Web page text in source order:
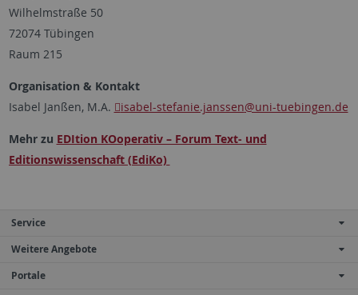
Wilhelmstraße 50
72074 Tübingen
Raum 215
Organisation & Kontakt
Isabel Janßen, M.A.
isabel-stefanie.janssen@uni-tuebingen.de
Mehr zu EDItion KOoperativ – Forum Text- und
Editionswissenschaft (EdiKo)
Service
Weitere Angebote
Portale